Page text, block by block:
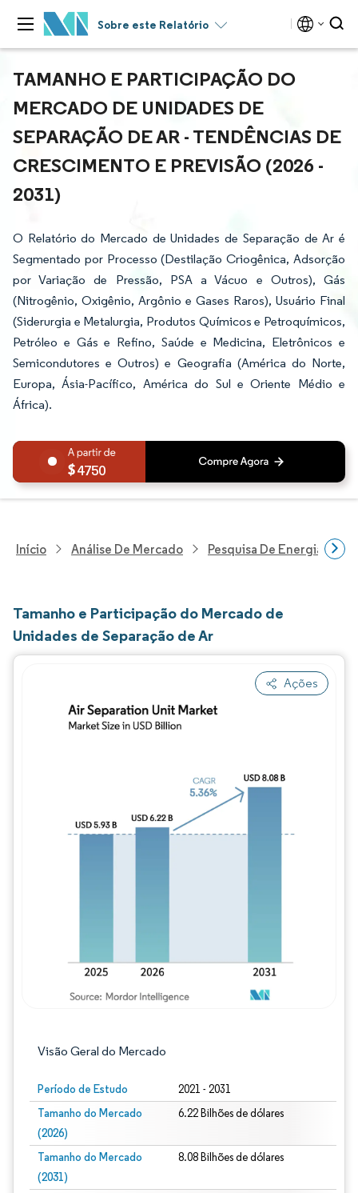
Sobre este Relatório
TAMANHO E PARTICIPAÇÃO DO
MERCADO DE UNIDADES DE
SEPARAÇÃO DE AR - TENDÊNCIAS DE
CRESCIMENTO E PREVISÃO (2026 -
2031)
O Relatório do Mercado de Unidades de Separação de Ar é
Segmentado por Processo (Destilação Criogênica, Adsorção
por Variação de Pressão, PSA a Vácuo e Outros), Gás
(Nitrogênio, Oxigênio, Argônio e Gases Raros), Usuário Final
(Siderurgia e Metalurgia, Produtos Químicos e Petroquímicos,
Petróleo e Gás e Refino, Saúde e Medicina, Eletrônicos e
Semicondutores e Outros) e Geografia (América do Norte,
Europa, Ásia-Pacífico, América do Sul e Oriente Médio e
África).
4750
Início Análise De Mercado Pesquisa De Energia E
Tamanho e Participação do Mercado de
Unidades de Separação de Ar
Ações
Visão Geral do Mercado
Período de Estudo 2021 - 2031
Tamanho do Mercado
(2026)
6.22 Bilhões de dólares
Tamanho do Mercado
(2031)
8.08 Bilhões de dólares